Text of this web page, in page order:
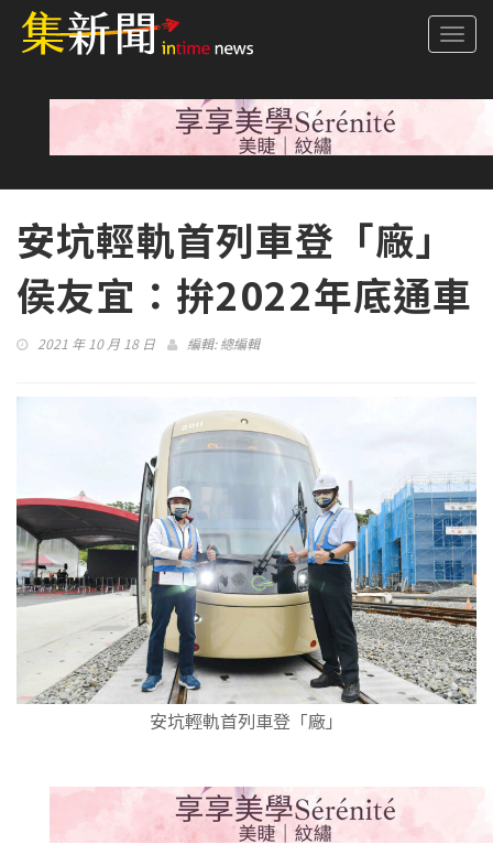
安坑輕軌首列車登「廠」
侯友宜：拚2022年底通車
2021 年 10 月 18 日 編輯:總編輯
安坑輕軌首列車登「廠」